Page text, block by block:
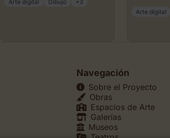
Arte digital Dibujo +3
Arte digital
Navegación
Sobre el Proyecto
Obras
Espacios de Arte
Galerías
Museos